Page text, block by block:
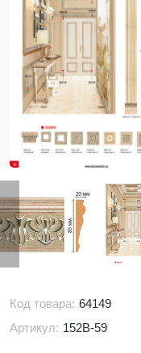
Код товара: 64149
Артикул: 152B-59